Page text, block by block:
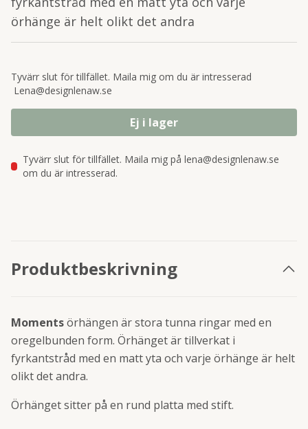
örhänge är helt olikt det andra
Tyvärr slut för tillfället. Maila mig om du är intresserad
Lena@designlenaw.se
Ej i lager
Tyvärr slut för tillfället. Maila mig på lena@designlenaw.se
om du är intresserad.
Produktbeskrivning
Momentsörhängen är stora tunna ringar med en
oregelbunden form. Örhänget är tillverkat i
fyrkantstråd med en matt yta och varje örhänge är helt
olikt det andra.
Örhänget sitter på en rund platta med stift.